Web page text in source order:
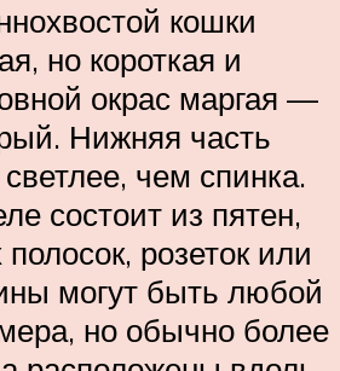
кошки
но короткая и
окрас маргая —
Нижняя часть
чем спинка.
состоит из пятен,
розеток или
могут быть любой
но обычно более